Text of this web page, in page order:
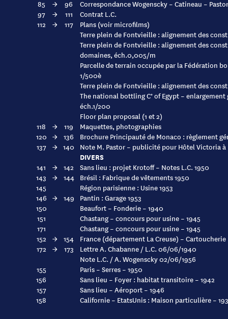
85 → 96
Correspondance Wogenscky – Catineau –
97
→ 111
Contrat L.C.
112
→ 117
Plans (voir microfilms)
Terre plein de Fontvieille : alignement des
Terre plein de Fontvieille : alignement des
domaines, éch.0,005/m
Parcelle de terrain occupée par la Fédération
1/500è
Terre plein de Fontvieille : alignement des
The national bottling C° of Egypt –
éch.1/200
Floor plan proposal (1 et 2)
118
→ 119
Maquettes, photographies
120 → 136
Brochure Principauté de Monaco : règlement
137
→ 140 Note M. Pastor – publicité pour Hôtel Victoria
DIVERS
141 → 142 Sans lieu : projet Krotoff – Notes L.C. 1950
143
→ 144
Brésil : Fabrique de vêtements 1950
145
Région parisienne : Usine 1953
146 → 149
Pantin : Garage 1953
150
Beaufort – Fonderie – 1940
151
Chastang – concours pour usine – 1945
171
Chastang – concours pour usine – 1945
152
→ 154
France (département La Creuse) – Cartoucherie
172
→ 173
Lettre A. Chabanne / L.C. 06/06/1940
Note L.C. / A. Wogenscky 02/06/1956
155
Paris – Serres – 1950
156
Sans lieu – Foyer : habitat transitoire – 1942
157
Sans lieu – Aéroport – 1946
158
Californie – EtatsUnis : Maison particulière –